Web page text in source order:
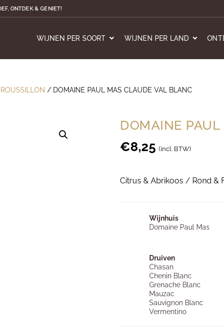
ONTDEK & GENIET!
WIJNEN PER SOORT WIJNEN PER LAND
/ DOMAINE PAUL MAS CLAUDE VAL BLANC
DOMAINE
€8,25 (incl. BTW)
Citrus & Abrikoos / Rond &
Wijnhuis
Domaine Paul Mas
Druiven
Chasan
Chenin Blanc
Grenache Blanc
Mauzac
Sauvignon Blanc
Vermentino